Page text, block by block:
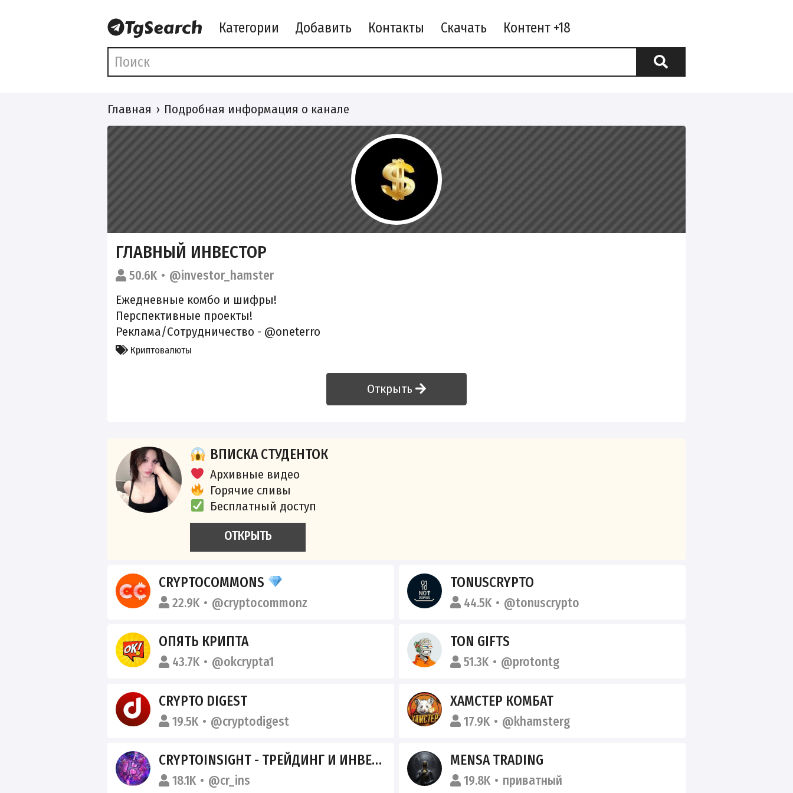
Категории Добавить Контакты Скачать
Главная Подробная информация о канале
ГЛАВНЫЙ ИНВЕСТОР
50.6K
@investor_hamster
Ежедневные комбо и шифры!
Перспективные проекты!
Реклама/Сотрудничество - @oneterro
Криптовалюты
Открыть
ВПИСКА СТУДЕНТОК
Архивные видео
Горячие сливы
Бесплатный доступ
ОТКРЫТЬ
CRYPTOCOMMONS
22.9K @cryptocommonz
TONUSCRYPTO
44.5K @tonuscrypto
ОПЯТЬ КРИПТА
43.7K @okcrypta1
TON GIFTS
51.3K @protontg
CRYPTO DIGEST
19.5K @cryptodigest
ХАМСТЕР КОМБАТ
17.9K @khamsterg
CRYPTOINSIGHT - ТРЕЙДИНГ И ИНВЕСТИЦИИ В КРИПТОВАЛЮТЫ
18.1K @cr_ins
MENSA TRADING
19.8K приватный